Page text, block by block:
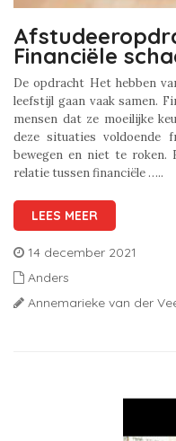
Financiële
De opdracht Het hebben
leefstijl gaan vaak samen.
mensen dat ze moeilijke
deze situaties
bewegen en niet te roken.
relatie tussen financiële …..
LEES MEER
14 december 2021
Anders
Annemarieke van der